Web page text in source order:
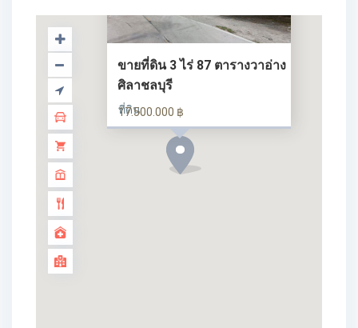
ขายที่ดิน 3 ไร่ 87 ตารางวาอ่าง
ศิลาชลบุรี
ที่ดิน
17.500.000 ฿